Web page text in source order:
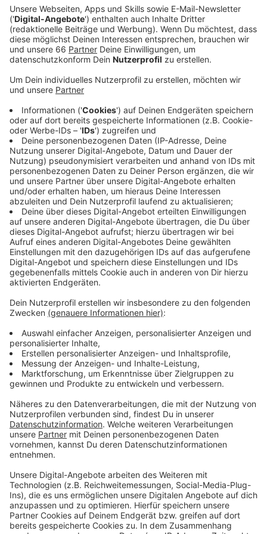
Anzeige
Räumverkauf Freitag und Samstag
Anzeige
Heute und morgen findet jeweils von 10 bis 18 Uhr ein
Räumungsverkauf statt. Sämtliche Waren sind um 20
Prozent reduziert. Bereits zuvor war bekannt
geworden, dass ein weiterer Fortuna-Fanshop aufgibt:
der Laden „Bezirk 9“ in der Benrather Fußgängerzone.
Anzeige
Weitere Infos und Links zum Thema:
Anzeige
Unsere Fortuna-Sonderseite
Das meldet die Fortuna
News zur Dritten Liga
Folge uns für mehr News & Updates:
Anzeige
Instagram| Facebook| WhatsApp-Kanal
Anzeige